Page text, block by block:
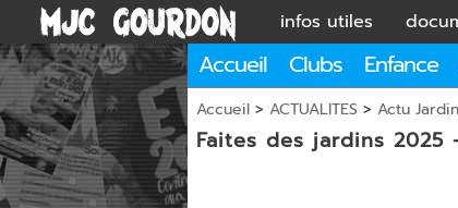
infos utiles
Accueil Clubs Enfance
Accueil > ACTUALITES > Actu
Faites des jardins 2025